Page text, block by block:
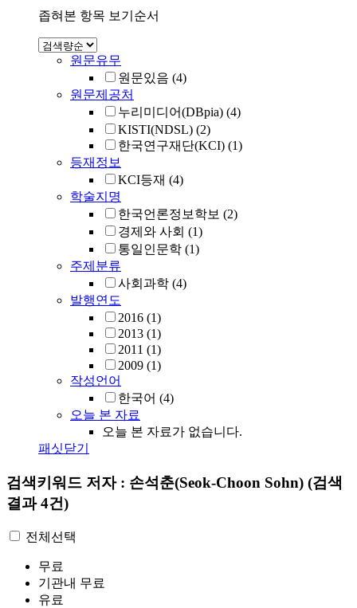
좁혀본 항목 보기순서
원문유무
원문있음 (4)
원문제공처
누리미디어(DBpia) (4)
KISTI(NDSL) (2)
한국연구재단(KCI) (1)
등재정보
KCI등재 (4)
학술지명
한국언론정보학보 (2)
경제와 사회 (1)
통일인문학 (1)
주제분류
사회과학 (4)
발행연도
2016 (1)
2013 (1)
2011 (1)
2009 (1)
작성언어
한국어 (4)
오늘 본 자료
오늘 본 자료가 없습니다.
패싯닫기
검색키워드 저자 : 손석춘(Seok-Choon Sohn) (검색
결과 4건)
전체선택
무료
기관내 무료
유료